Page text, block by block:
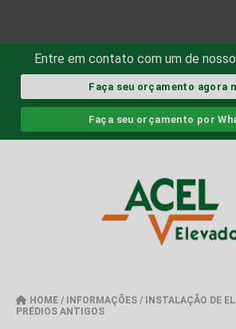
Entre em contato com um de
Faça seu orçamento agora
Faça seu orçamento por
HOME / INFORMAÇÕES /
INSTALAÇÃO DE
PRÉDIOS ANTIGOS